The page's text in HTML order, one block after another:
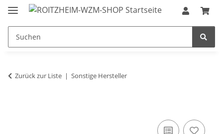
Zurück zur Liste Sonstige Hersteller